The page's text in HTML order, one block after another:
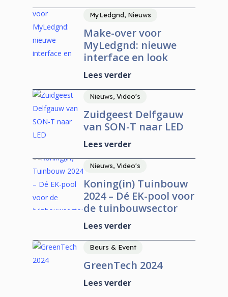
MyLedgnd, Nieuws
Make-over voor
MyLedgnd: nieuwe
interface en look
Lees verder
Nieuws, Video's
Zuidgeest Delfgauw
van SON-T naar LED
Lees verder
Nieuws, Video's
Koning(in) Tuinbouw
2024 – Dé EK-pool voor
de tuinbouwsector
Lees verder
Beurs & Event
GreenTech 2024
Lees verder